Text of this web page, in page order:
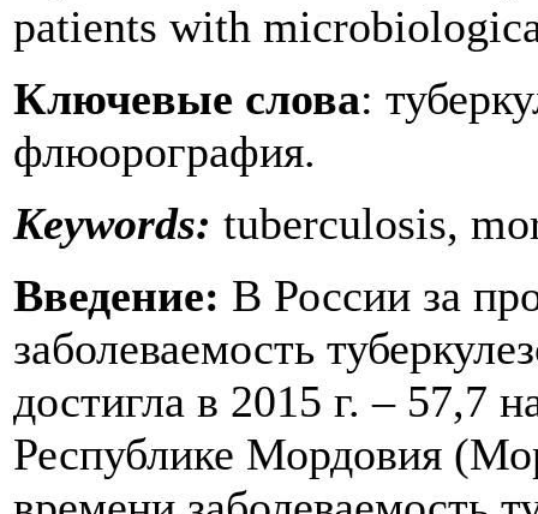
patients with
Ключевые слова:
флюорография.
Keywords: tuberculosis,
Введение: В России за
заболеваемость
достигла в 2015 г. – 57,7
Республике Мордовия